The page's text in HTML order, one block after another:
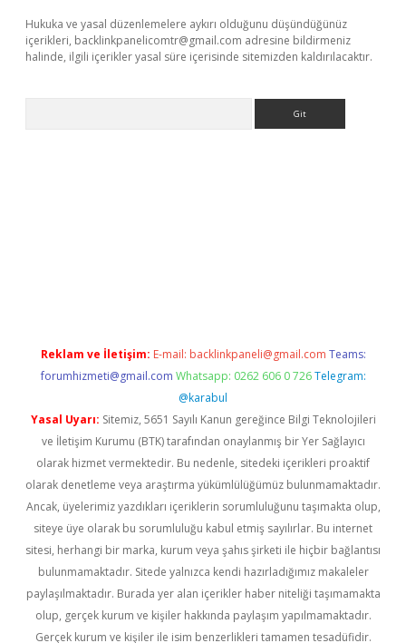
Hukuka ve yasal düzenlemelere aykırı olduğunu düşündüğünüz
içerikleri, backlinkpanelicomtr@gmail.com adresine bildirmeniz
halinde, ilgili içerikler yasal süre içerisinde sitemizden kaldırılacaktır.
Reklam ve İletişim: E-mail: backlinkpaneli@gmail.com Teams:
forumhizmeti@gmail.com Whatsapp: 0262 606 0 726 Telegram:
@karabul
Yasal Uyarı: Sitemiz, 5651 Sayılı Kanun gereğince Bilgi Teknolojileri
ve İletişim Kurumu (BTK) tarafından onaylanmış bir Yer Sağlayıcı
olarak hizmet vermektedir. Bu nedenle, sitedeki içerikleri proaktif
olarak denetleme veya araştırma yükümlülüğümüz bulunmamaktadır.
Ancak, üyelerimiz yazdıkları içeriklerin sorumluluğunu taşımakta olup,
siteye üye olarak bu sorumluluğu kabul etmiş sayılırlar. Bu internet
sitesi, herhangi bir marka, kurum veya şahıs şirketi ile hiçbir bağlantısı
bulunmamaktadır. Sitede yalnızca kendi hazırladığımız makaleler
paylaşılmaktadır. Burada yer alan içerikler haber niteliği taşımamakta
olup, gerçek kurum ve kişiler hakkında paylaşım yapılmamaktadır.
Gerçek kurum ve kişiler ile isim benzerlikleri tamamen tesadüfidir.